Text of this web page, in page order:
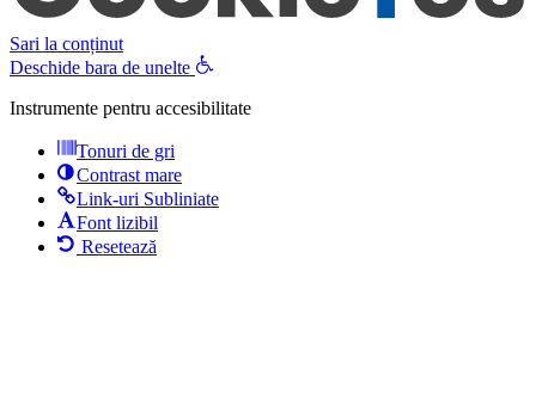
Sari la conținut
Deschide bara de unelte
Instrumente pentru accesibilitate
Tonuri de gri
Contrast mare
Link-uri Subliniate
Font lizibil
Resetează